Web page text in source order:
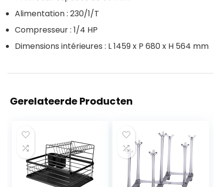
Alimentation : 230/1/T
Compresseur : 1/4 HP
Dimensions intérieures : L 1459 x P 680 x H 564 mm
Gerelateerde Producten